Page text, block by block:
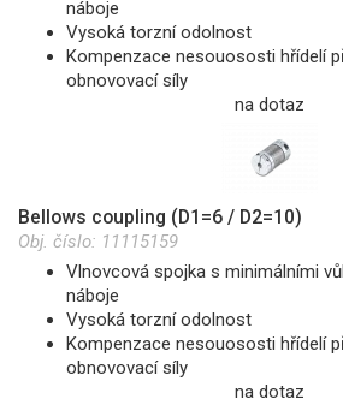
náboje
Vysoká torzní odolnost
Kompenzace nesouososti hřídelí
obnovovací síly
na dotaz
Bellows coupling (D1=6 / D2=10)
Obj. číslo: 11115159
Vlnovcová spojka s minimálními
náboje
Vysoká torzní odolnost
Kompenzace nesouososti hřídelí
obnovovací síly
na dotaz